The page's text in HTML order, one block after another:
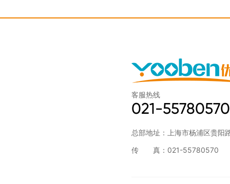
客服热线
021-55780570
总部地址：上海市杨浦区贵阳
传 真：021-55780570